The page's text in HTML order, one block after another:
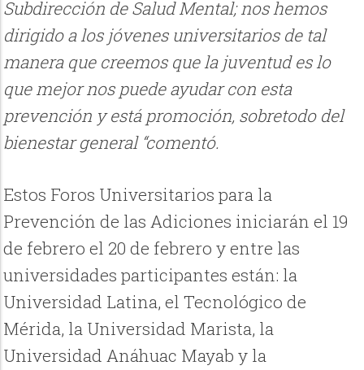
Subdirección de Salud Mental; nos hemos
dirigido a los jóvenes universitarios de tal
manera que creemos que la juventud es lo
que mejor nos puede ayudar con esta
prevención y está promoción, sobretodo del
bienestar general “comentó.
Estos Foros Universitarios para la
Prevención de las Adiciones iniciarán el 19
de febrero el 20 de febrero y entre las
universidades participantes están: la
Universidad Latina, el Tecnológico de
Mérida, la Universidad Marista, la
Universidad Anáhuac Mayab y la